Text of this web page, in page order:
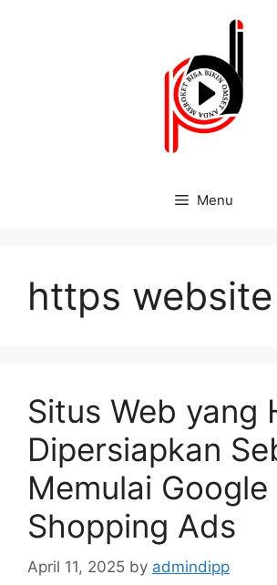
Menu
https website
Situs Web yang
Dipersiapkan
Memulai Google
Shopping Ads
April 11, 2025 by admindipp